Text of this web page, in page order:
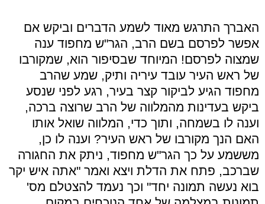
האברך התרגש מאוד לשמע הדברים וביקש אם
אפשר לפרסם בשם הרב, הגר"ש מחפוד ענה
שמצוה לפרסם! המיוחד שבסיפור הוא, שמקורבו
של ראש העיר עובד עיריה ותיק, שמע שהרב
מחפוד הגיע לביקור קצר בעיר, רגע לפני שנסע
ביקש בעדינות מהמלווה של הרב שרוצה ברכה,
וענה לו בשמחה, ותוך כדי, המלווה שואל אותו
האם הנך מקורבו של ראש העיר? וענה לו כן,
מששמע על כך הגר"ש מחפוד, ניתק את החגורה
שברכב, פתח את הדלת ויצא ואמר "אתה איש יקר
בוא נעשה תמונה יחד" וכך נעמד להצטלם מס'